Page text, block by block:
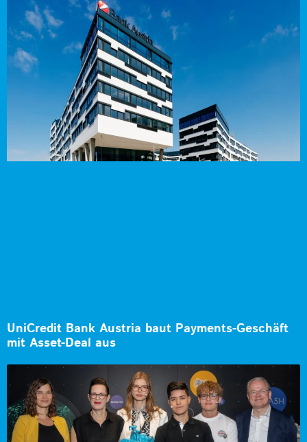
UniCredit Bank Austria baut Payments-Geschäft
mit Asset-Deal aus